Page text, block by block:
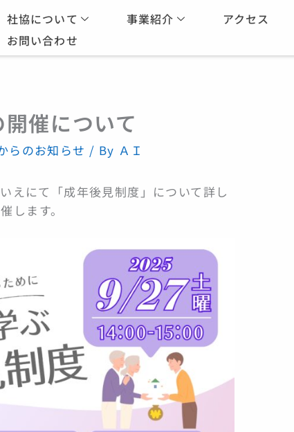
社協について 事業紹介 アクセス
お問い合わせ
催について
らのお知らせ / By ＡＩ
えにて「成年後見制度」について詳し
します。